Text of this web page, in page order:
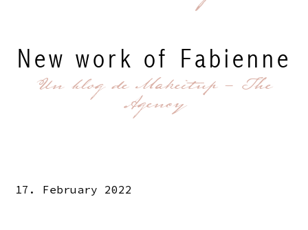
New work of Fabienne
Un blog de Makeitup - The
Agency
17. February 2022